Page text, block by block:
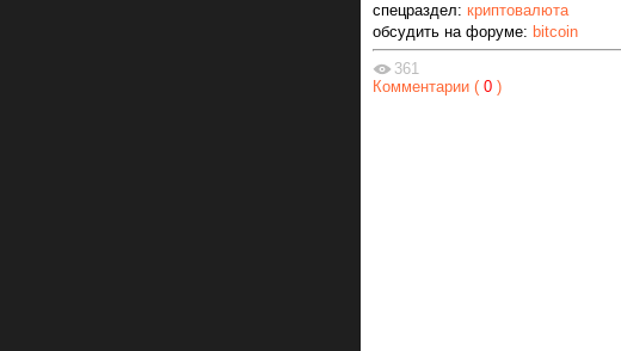
спецраздел: криптовалюта
обсудить на форуме: bitcoin
361
Комментарии ( 0 )